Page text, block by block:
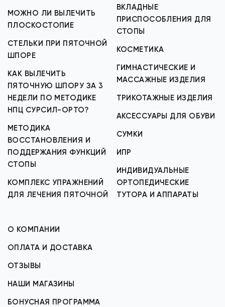
МОЖНО ЛИ ВЫЛЕЧИТЬ
ПЛОСКОСТОПИЕ
СТЕЛЬКИ ПРИ ПЯТОЧНОЙ
ШПОРЕ
КАК ВЫЛЕЧИТЬ
ПЯТОЧНУЮ ШПОРУ ЗА 3
НЕДЕЛИ ПО МЕТОДИКЕ
НПЦ СУРСИЛ-ОРТО?
МЕТОДИКА
ВОССТАНОВЛЕНИЯ И
ПОДДЕРЖАНИЯ ФУНКЦИЙ
СТОПЫ
КОМПЛЕКС УПРАЖНЕНИЙ
ДЛЯ ЛЕЧЕНИЯ ПЯТОЧНОЙ
ВКЛАДНЫЕ
ПРИСПОСОБЛЕНИЯ ДЛЯ
СТОПЫ
КОСМЕТИКА
ГИМНАСТИЧЕСКИЕ И
МАССАЖНЫЕ ИЗДЕЛИЯ
ТРИКОТАЖНЫЕ ИЗДЕЛИЯ
АКСЕССУАРЫ ДЛЯ ОБУВИ
СУМКИ
ИПР
ИНДИВИДУАЛЬНЫЕ
ОРТОПЕДИЧЕСКИЕ
ТУТОРА И АППАРАТЫ
О КОМПАНИИ
ОПЛАТА И ДОСТАВКА
ОТЗЫВЫ
НАШИ МАГАЗИНЫ
БОНУСНАЯ ПРОГРАММА